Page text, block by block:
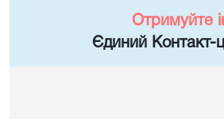
Отримуйте
Єдиний Контакт-